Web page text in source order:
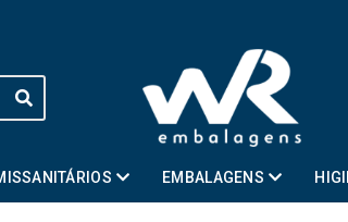
EMBALAGENS